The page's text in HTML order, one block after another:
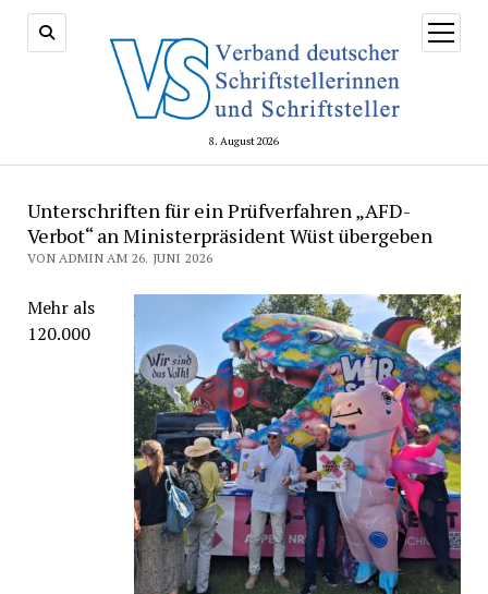
8. August 2026
Menü
öffnen
Unterschriften für ein Prüfverfahren „AFD-
Verbot“ an Ministerpräsident Wüst übergeben
VON ADMIN AM 26. JUNI 2026
Mehr als
120.000